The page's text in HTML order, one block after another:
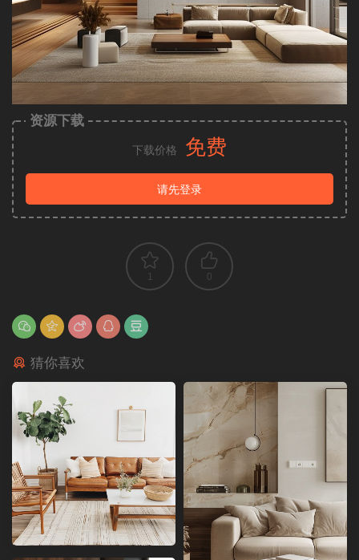
资源下载
下载价格 免费
请先登录
1 0
猜你喜欢